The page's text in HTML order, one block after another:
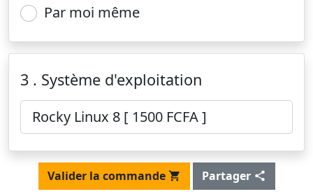
Par moi même
3 . Système d'exploitation
Valider la commande Partager